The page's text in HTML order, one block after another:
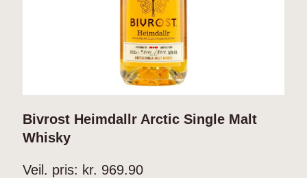
Bivrost Heimdallr Arctic Single Malt
Whisky
Veil. pris: kr. 969.90